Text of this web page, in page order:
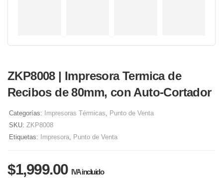
ZKP8008 | Impresora Termica de
Recibos de 80mm, con Auto-Cortador
Categorías: Impresoras Térmicas, Punto de Venta
SKU: ZKP8008
Etiquetas:
Impresora, Punto de Venta
$1,999.00 IVA incluido